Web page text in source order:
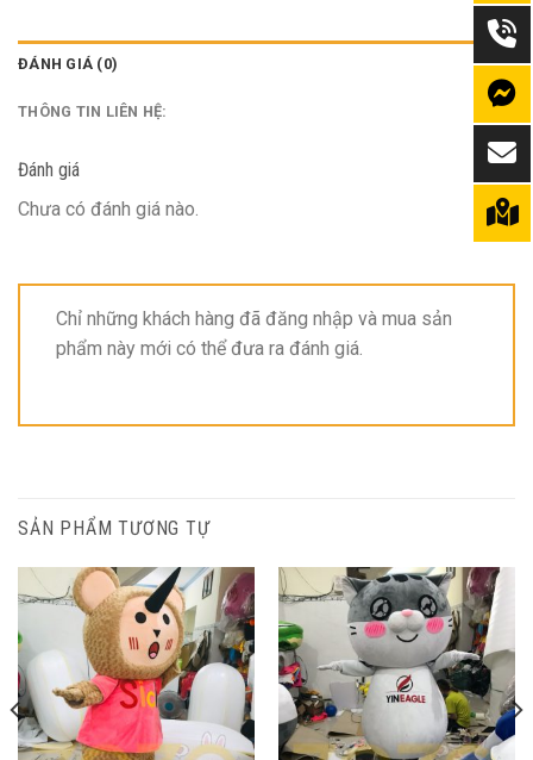
ĐÁNH GIÁ (0)
THÔNG TIN LIÊN HỆ:
Đánh giá
Chưa có đánh giá nào.
Chỉ những khách hàng đã đăng nhập và mua sản
phẩm này mới có thể đưa ra đánh giá.
SẢN PHẨM TƯƠNG TỰ